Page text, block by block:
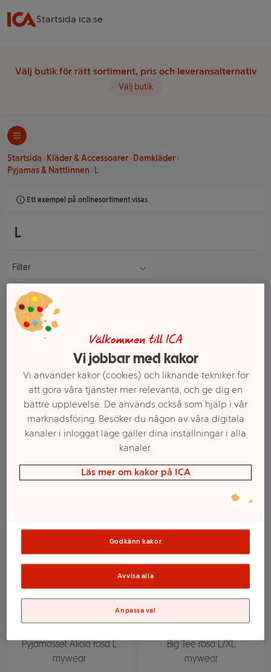
Startsida ica.se
Välj butik för rätt sortiment, pris och leveransalternativ
Välj butik
Startsida Kläder & Accessoarer
Damkläder
Pyjamas & Nattlinnen
L
Ett exempel på onlinesortiment visas.
L
Filter
Flanellbyxa Rosa
Bandet rosa L mywear
Big Tee Alice grå L/XL
mywear
Pyjamasset Alicia rosa L
mywear
Big Tee rosa L/XL
mywear
Välkommen till ICA
Vi jobbar med kakor
Vi använder kakor (cookies) och liknande tekniker för
att göra våra tjänster mer relevanta, och ge dig en
bättre upplevelse. De används också som hjälp i vår
marknadsföring. Besöker du någon av våra digitala
kanaler i inloggat läge gäller dina inställningar i alla
kanaler.
Läs mer om kakor på ICA
Godkänn kakor
Avvisa alla
Anpassa val